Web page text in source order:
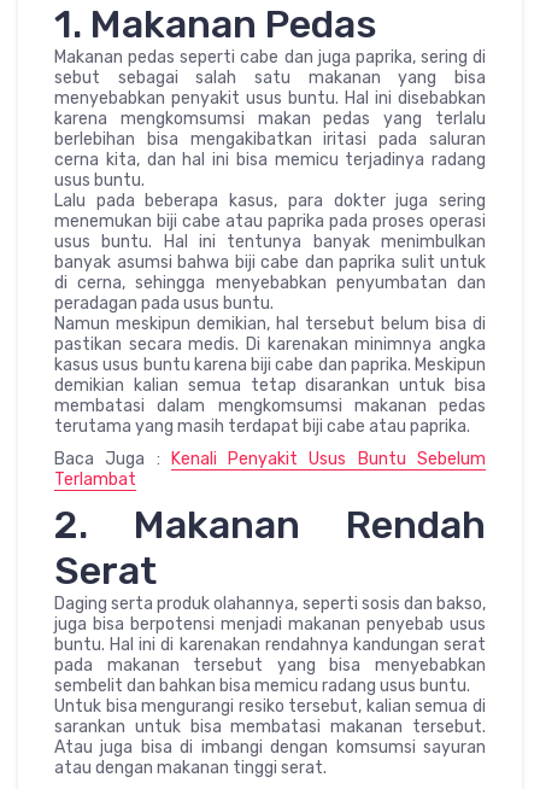
1. Makanan Pedas
Makanan pedas seperti cabe dan juga paprika, sering di
sebut sebagai salah satu makanan yang bisa
menyebabkan penyakit usus buntu. Hal ini disebabkan
karena mengkomsumsi makan pedas yang terlalu
berlebihan bisa mengakibatkan iritasi pada saluran
cerna kita, dan hal ini bisa memicu terjadinya radang
usus buntu.
Lalu pada beberapa kasus, para dokter juga sering
menemukan biji cabe atau paprika pada proses operasi
usus buntu. Hal ini tentunya banyak menimbulkan
banyak asumsi bahwa biji cabe dan paprika sulit untuk
di cerna, sehingga menyebabkan penyumbatan dan
peradagan pada usus buntu.
Namun meskipun demikian, hal tersebut belum bisa di
pastikan secara medis. Di karenakan minimnya angka
kasus usus buntu karena biji cabe dan paprika. Meskipun
demikian kalian semua tetap disarankan untuk bisa
membatasi dalam mengkomsumsi makanan pedas
terutama yang masih terdapat biji cabe atau paprika.
Baca Juga :
Kenali Penyakit Usus Buntu Sebelum
Terlambat
2. Makanan Rendah
Serat
Daging serta produk olahannya, seperti sosis dan bakso,
juga bisa berpotensi menjadi makanan penyebab usus
buntu. Hal ini di karenakan rendahnya kandungan serat
pada makanan tersebut yang bisa menyebabkan
sembelit dan bahkan bisa memicu radang usus buntu.
Untuk bisa mengurangi resiko tersebut, kalian semua di
sarankan untuk bisa membatasi makanan tersebut.
Atau juga bisa di imbangi dengan komsumsi sayuran
atau dengan makanan tinggi serat.